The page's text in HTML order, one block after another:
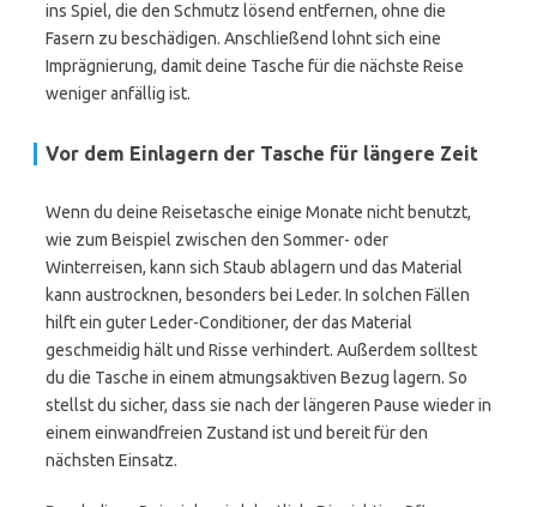
ins Spiel, die den Schmutz lösend entfernen, ohne die
Fasern zu beschädigen. Anschließend lohnt sich eine
Imprägnierung, damit deine Tasche für die nächste Reise
weniger anfällig ist.
Vor dem Einlagern der Tasche für längere Zeit
Wenn du deine Reisetasche einige Monate nicht benutzt,
wie zum Beispiel zwischen den Sommer- oder
Winterreisen, kann sich Staub ablagern und das Material
kann austrocknen, besonders bei Leder. In solchen Fällen
hilft ein guter Leder-Conditioner, der das Material
geschmeidig hält und Risse verhindert. Außerdem solltest
du die Tasche in einem atmungsaktiven Bezug lagern. So
stellst du sicher, dass sie nach der längeren Pause wieder in
einem einwandfreien Zustand ist und bereit für den
nächsten Einsatz.